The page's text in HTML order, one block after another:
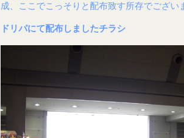
成、ここでこっそりと配布致す所存でござい
ドリパにて配布しましたチラシ